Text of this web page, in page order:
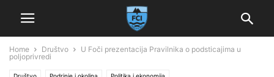
Home Društvo
U Foči prezentacija Pravilnika o podsticajima u
poljoprivredi